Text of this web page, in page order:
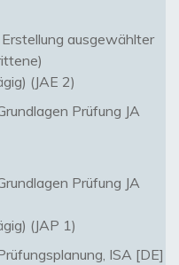
ausgewählter
(JAE 2)
Prüfung JA
Prüfung JA
(JAP 1)
ISA [DE]